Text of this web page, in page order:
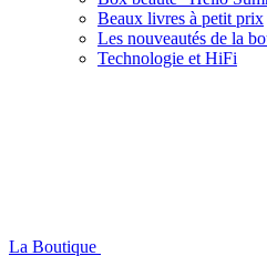
Beaux livres à petit prix
Les nouveautés de la
Technologie et HiFi
La Boutique